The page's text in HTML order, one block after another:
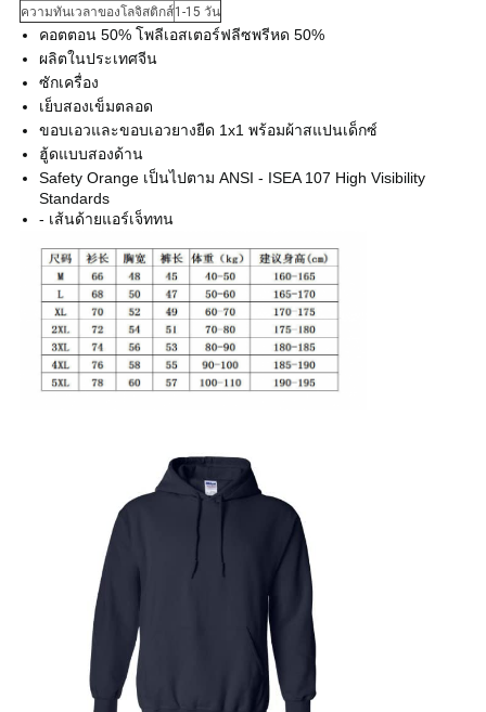
ความทันเวลาของโลจิสติกส์1-15 วัน
คอตตอน 50% โพลีเอสเตอร์ฟลีซพรีหด 50%
ผลิตในประเทศจีน
ซักเครื่อง
เย็บสองเข็มตลอด
ขอบเอวและขอบเอวยางยืด 1x1 พร้อมผ้าสแปนเด็กซ์
ฮู้ดแบบสองด้าน
Safety Orange เป็นไปตาม ANSI - ISEA 107 High Visibility
Standards
- เส้นด้ายแอร์เจ็ททน